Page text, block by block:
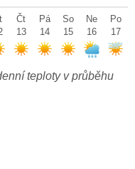
Čt
13
Pá
14
So
15
Ne
16
Po
17
teploty v průběhu